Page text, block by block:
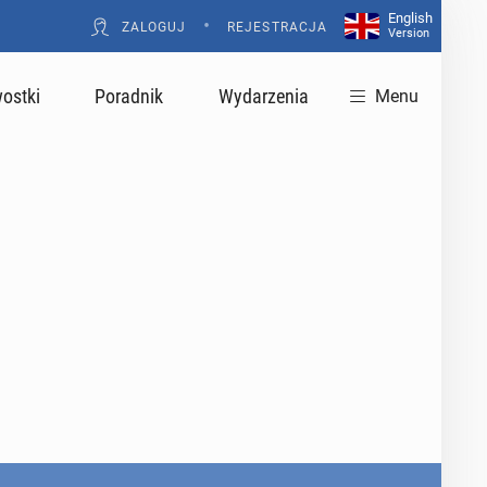
ZALOGUJ • REJESTRACJA
English
Version
Poradnik Wydarzenia Menu